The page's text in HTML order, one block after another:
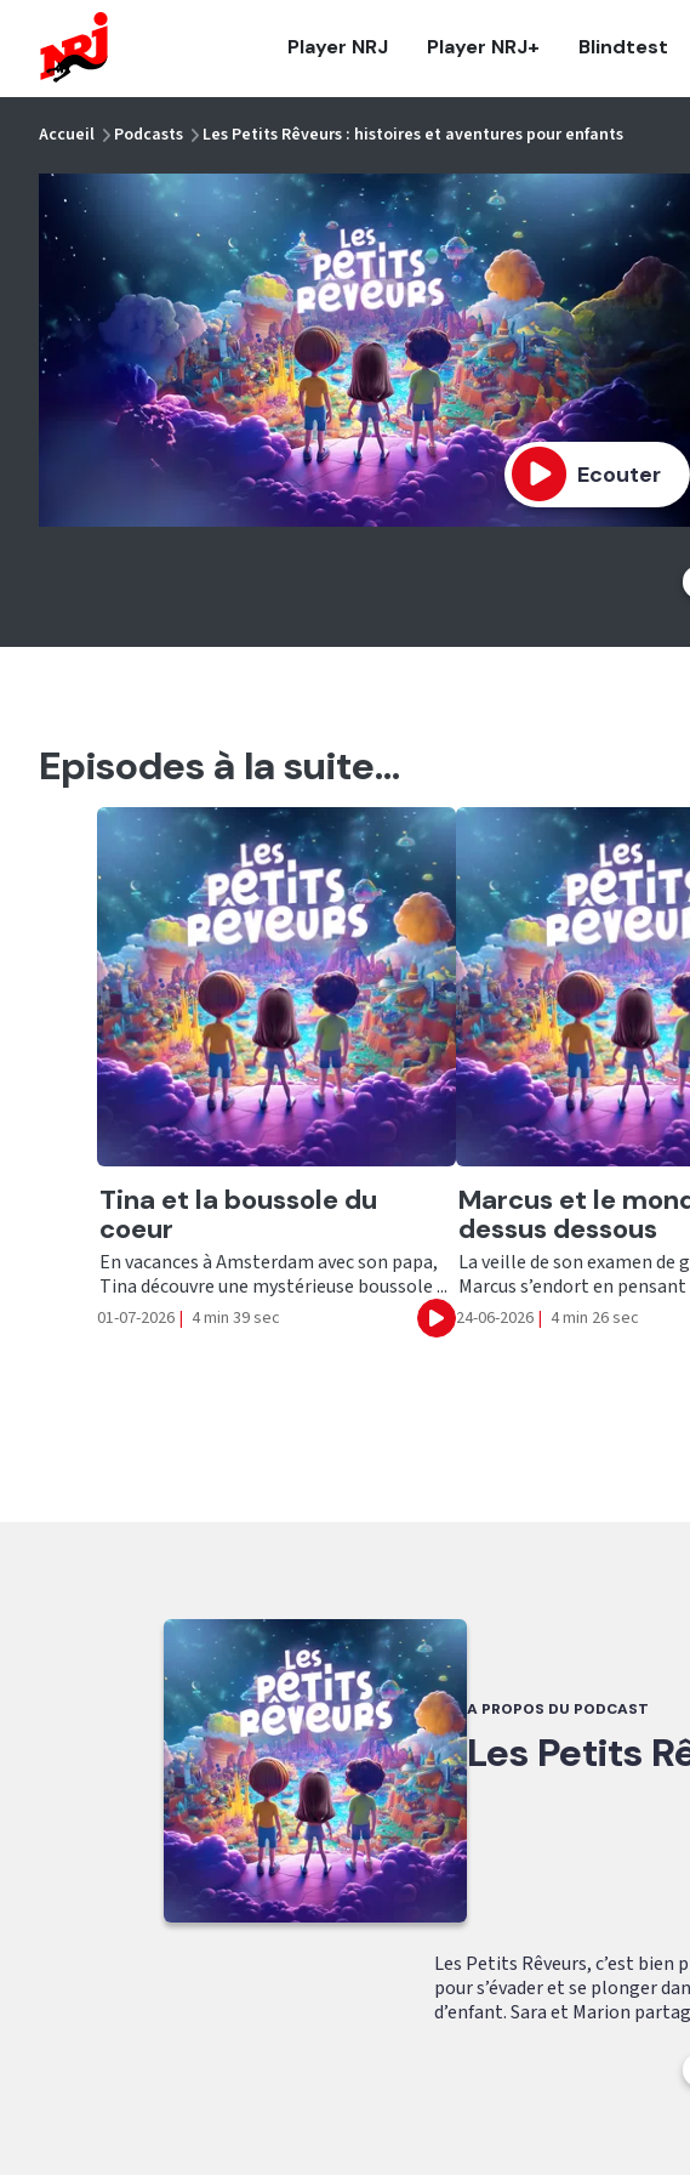
Player NRJ Player NRJ+ Blindtest
Accueil Podcasts Les Petits Rêveurs : histoires et aventures pour enfants
Ecouter
Episodes à la suite...
Ecouter
Tina et la boussole du
coeur
En vacances à Amsterdam avec son papa,
Tina découvre une mystérieuse boussole ...
01-07-2026 | 4 min 39 sec Ecouter
Ecouter
Marcus et le
dessus dessous
La veille de son examen de
Marcus s’endort en pensant
24-06-2026 | 4 min 26 sec
A PROPOS DU PODCAST
Les Petits
Les Petits Rêveurs, c’est bien
pour s’évader et se plonger
d’enfant. Sara et Marion